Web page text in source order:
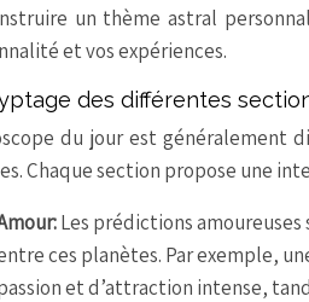
un thème astral
et vos expériences.
des différentes
du jour est généralement
Chaque section propose une
Les prédictions amoureuses
ces planètes. Par exemple,
et d’attraction intense,